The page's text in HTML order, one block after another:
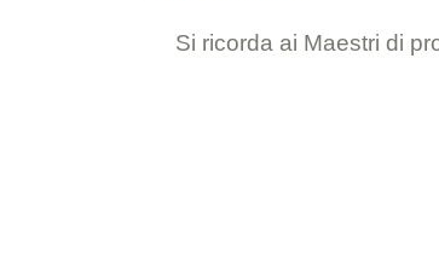
Si ricorda ai Maestri di